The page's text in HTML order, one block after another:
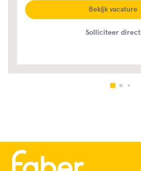
Solliciteer direct
Bekijk vacature